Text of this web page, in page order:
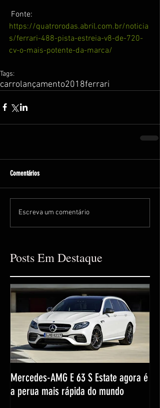
Fonte:
https://quatrorodas.abril.com.br/noticia
s/ferrari-488-pista-estreia-v8-de-720-
cv-o-mais-potente-da-marca/
Tags:
carrolançamento2018ferrari
Comentários
Escreva um comentário
Posts Em Destaque
Mercedes-AMG E 63 S Estate agora é
a perua mais rápida do mundo